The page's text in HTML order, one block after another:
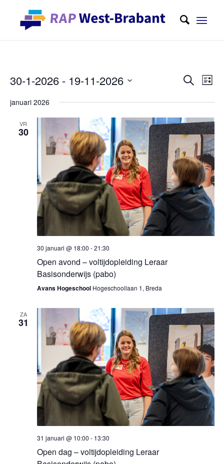
Zoeken
Lijst
30-1-2026 - 19-11-2026
een
datum
januari 2026
VR
30
30 januari @ 18:00 -21:30
Open avond – voltijdopleiding Leraar
Basisonderwijs (pabo)
Avans Hogeschool Hogeschoollaan 1, Breda
ZA
31
31 januari @ 10:00 - 13:30
Open dag – voltijdopleiding Leraar